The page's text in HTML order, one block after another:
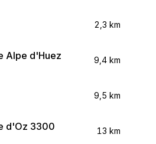
2,3 km
Alpe d'Huez 9,4 km
9,5 km
d'Oz 3300 13 km